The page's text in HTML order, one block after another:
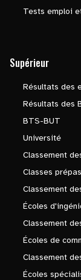
Tests emploi
Supérieur
Résultats des
Résultats des
BTS-BUT
Université
Classement
Classes
Classement
Écoles
Classement
Écoles de
Classement
Écoles